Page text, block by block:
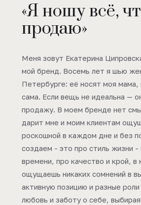
«Я ношу всё,
продаю»
Меня зовут Екатерина
мой бренд. Восемь лет я шью
Петербурге: её носят моя мама,
сама. Если вещь не идеальна —
продажу. В моем бренде нет
дарит мне и моим клиентам
роскошной в каждом дне и без
создаем - это про стиль жизни -
времени, про качество и крой, в
ощущаешь никаких сомнений в
активную позицию и разные
любовь и заботу о себе,